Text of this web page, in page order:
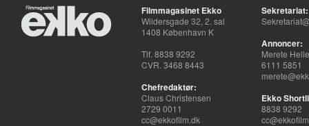
Filmmagasinet Ekko
Wildersgade 32, 2. sal
1408 København K
Tlf. 8838 9292
CVR. 3468 8443
Chefredaktør:
Claus Christensen
2729 0011
cc@ekkofilm.dk
Sekretariat:
Annoncer:
Merete
6111 5851
Ekko
8838 9292